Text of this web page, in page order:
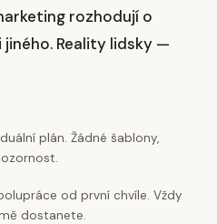
rozhodují o
Reality lidsky —
plán. Žádné šablony,
od první chvíle. Vždy
dostanete.